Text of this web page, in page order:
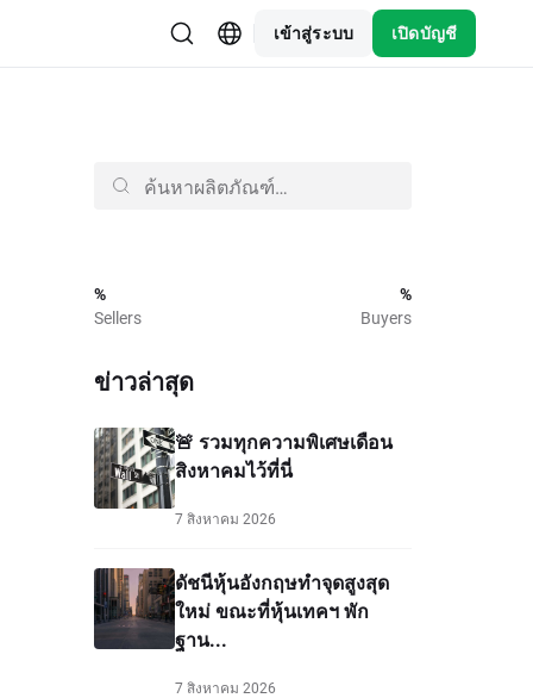
เข้าสู่ระบบ เปิดบัญชี
%
Sellers
%
Buyers
ข่าวล่าสุด
🚨 รวมทุกความพิเศษเดือน
สิงหาคมไว้ที่นี่
7 สิงหาคม 2026
ดัชนีหุ้นอังกฤษทำจุดสูงสุด
ใหม่ ขณะที่หุ้นเทคฯ พัก
ฐาน...
7 สิงหาคม 2026